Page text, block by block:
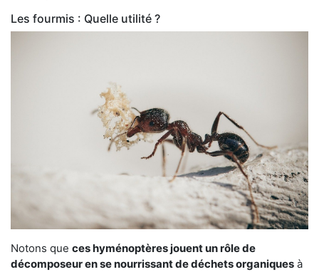
Les fourmis : Quelle utilité ?
Notons que ces hyménoptères jouent un rôle de
décomposeur en se nourrissant de déchets organiques à